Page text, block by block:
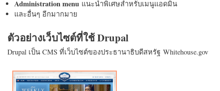
Administration menu แนะนำพิเศษสำหรับเมนูแอดมิน
และอื่นๆ อีกมากมาย
ตัวอย่างเว็บไซต์ที่ใช้ Drupal
Drupal เป็น CMS ที่เว็บไซต์ของประธานาธิบดีสหรัฐ Whitehouse.gov